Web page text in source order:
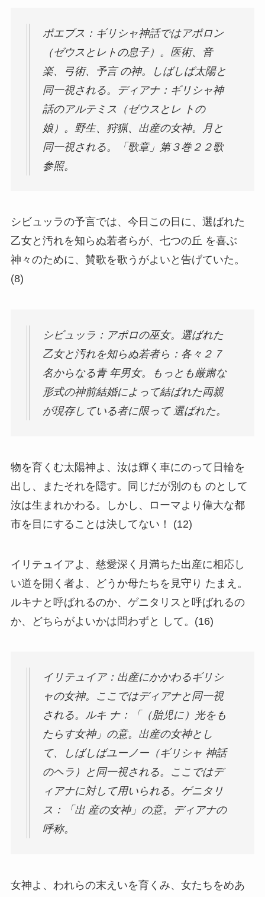
ポエブス：ギリシャ神話ではアポロン
（ゼウスとレトの息子）。医術、音
楽、弓術、予言 の神。しばしば太陽と
同一視される。ディアナ：ギリシャ神
話のアルテミス（ゼウスとレ トの
娘）。野生、狩猟、出産の女神。月と
同一視される。「歌章」第３巻２２歌
参照。
シビュッラの予言では、今日この日に、選ばれた
乙女と汚れを知らぬ若者らが、七つの丘 を喜ぶ
神々のために、賛歌を歌うがよいと告げていた。
(8)
シビュッラ：アポロの巫女。選ばれた
乙女と汚れを知らぬ若者ら：各々２７
名からなる青 年男女。もっとも厳粛な
形式の神前結婚によって結ばれた両親
が現存している者に限って 選ばれた。
物を育くむ太陽神よ、汝は輝く車にのって日輪を
出し、またそれを隠す。同じだが別のも のとして
汝は生まれかわる。しかし、ローマより偉大な都
市を目にすることは決してない！ (12)
イリテュイアよ、慈愛深く月満ちた出産に相応し
い道を開く者よ、どうか母たちを見守り たまえ。
ルキナと呼ばれるのか、ゲニタリスと呼ばれるの
か、どちらがよいかは問わずと して。(16)
イリテュイア：出産にかかわるギリシ
ャの女神。ここではディアナと同一視
される。ルキ ナ：「（胎児に）光をも
たらす女神」の意。出産の女神とし
て、しばしばユーノー（ギリシャ 神話
のヘラ）と同一視される。ここではデ
ィアナに対して用いられる。ゲニタリ
ス：「出 産の女神」の意。ディアナの
呼称。
女神よ、われらの末えいを育くみ、女たちをめあ